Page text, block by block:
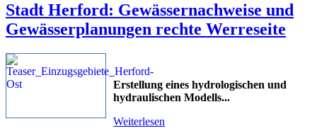
Stadt Herford: Gewässernachweise und
Gewässerplanungen rechte Werreseite
Erstellung eines hydrologischen und
hydraulischen Modells...
Weiterlesen